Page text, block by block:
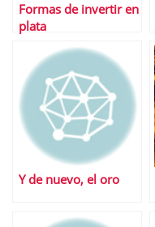
Formas de invertir en
plata
Y de nuevo, el oro